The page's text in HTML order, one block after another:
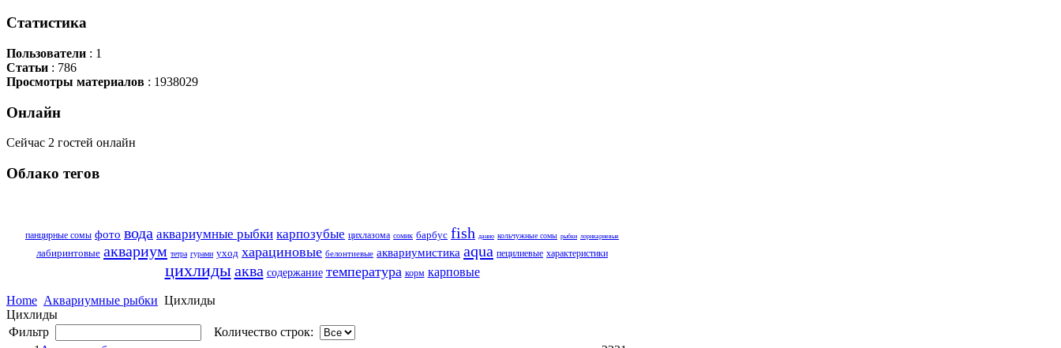
Статистика
Пользователи : 1
Статьи : 786
Просмотры материалов : 1938029
Онлайн
Сейчас 2 гостей онлайн
Облако тегов
панцирные сомы фото вода аквариумные рыбки карпозубые цихлазома сомик барбус fish данио кольчужные сомы рыбки лорикариевые
лабиринтовые аквариум тетра гурами уход харациновые белонтиевые аквариумистика aqua пецилиевые характеристики
цихлиды аква содержание температура корм карповые
Home Аквариумные рыбки Цихлиды
Цихлиды
Фильтр
Количество строк: